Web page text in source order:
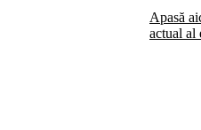
Apasă
actual al